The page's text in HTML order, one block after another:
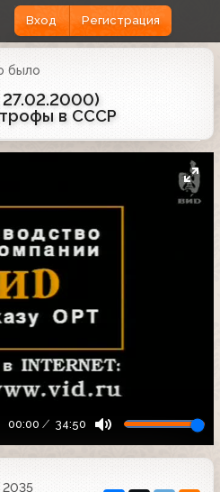
Вход Регистрация
было
в СССР
00:00 34:50
2035